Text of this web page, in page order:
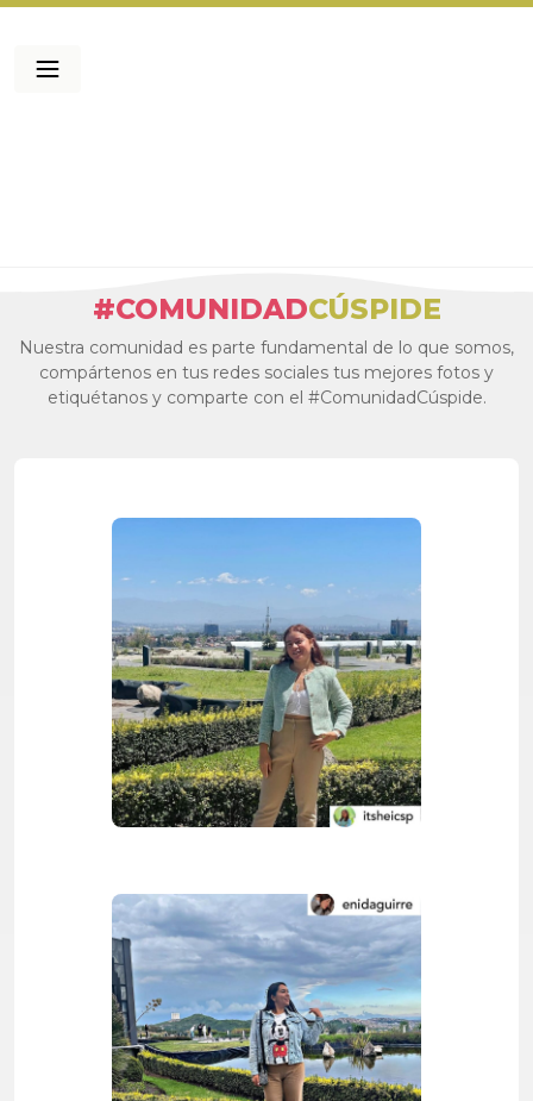
#COMUNIDADCÚSPIDE
Nuestra comunidad es parte fundamental de lo que somos,
compártenos en tus redes sociales tus mejores fotos y
etiquétanos y comparte con el #ComunidadCúspide.